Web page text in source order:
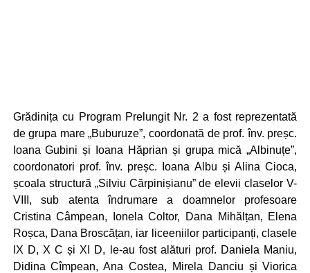
Grădinița cu Program Prelungit Nr. 2 a fost reprezentată
de grupa mare „Buburuze”, coordonată de prof. înv. preșc.
Ioana Gubini și Ioana Hăprian și grupa mică „Albinuțe”,
coordonatori prof. înv. preșc. Ioana Albu și Alina Cioca,
școala structură „Silviu Cărpinișianu” de elevii claselor V-
VIII, sub atenta îndrumare a doamnelor profesoare
Cristina Câmpean, Ionela Coltor, Dana Mihălțan, Elena
Roșca, Dana Broscățan, iar liceeniilor participanți, clasele
IX D, X C și XI D, le-au fost alături prof. Daniela Maniu,
Didina Cîmpean, Ana Costea, Mirela Danciu și Viorica